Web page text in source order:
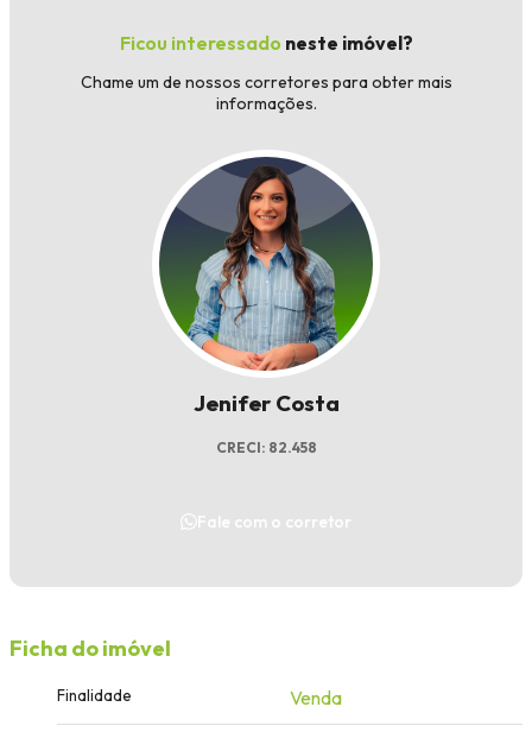
Ficou interessado neste imóvel?
Chame um de nossos corretores para obter mais
informações.
Jenifer Costa
CRECI: 82.458
Fale com o corretor
Ficha do imóvel
Finalidade Venda